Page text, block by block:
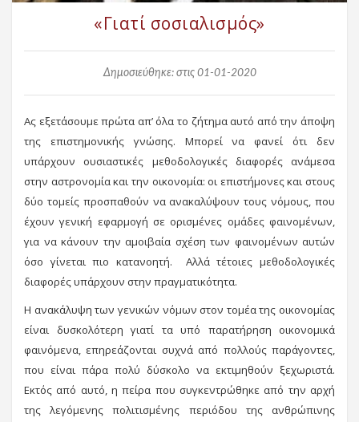
«Γιατί σοσιαλισμός»
Δημοσιεύθηκε: στις 01-01-2020
Ας εξετάσουμε πρώτα απ’ όλα το ζήτημα αυτό από την άποψη
της επιστημονικής γνώσης. Μπορεί να φανεί ότι δεν
υπάρχουν ουσιαστικές μεθοδολογικές διαφορές ανάμεσα
στην αστρονομία και την οικονομία: οι επιστήμονες και στους
δύο τομείς προσπαθούν να ανακαλύψουν τους νόμους, που
έχουν γενική εφαρμογή σε ορισμένες ομάδες φαινομένων,
για να κάνουν την αμοιβαία σχέση των φαινομένων αυτών
όσο γίνεται πιο κατανοητή. Αλλά τέτοιες μεθοδολογικές
διαφορές υπάρχουν στην πραγματικότητα.
Η ανακάλυψη των γενικών νόμων στον τομέα της οικονομίας
είναι δυσκολότερη γιατί τα υπό παρατήρηση οικονομικά
φαινόμενα, επηρεάζονται συχνά από πολλούς παράγοντες,
που είναι πάρα πολύ δύσκολο να εκτιμηθούν ξεχωριστά.
Εκτός από αυτό, η πείρα που συγκεντρώθηκε από την αρχή
της λεγόμενης πολιτισμένης περιόδου της ανθρώπινης